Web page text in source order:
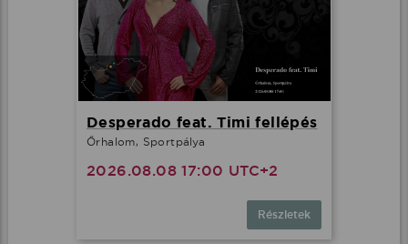
Desperado feat. Timi fellépés
Őrhalom, Sportpálya
2026.08.08 17:00 UTC+2
Részletek